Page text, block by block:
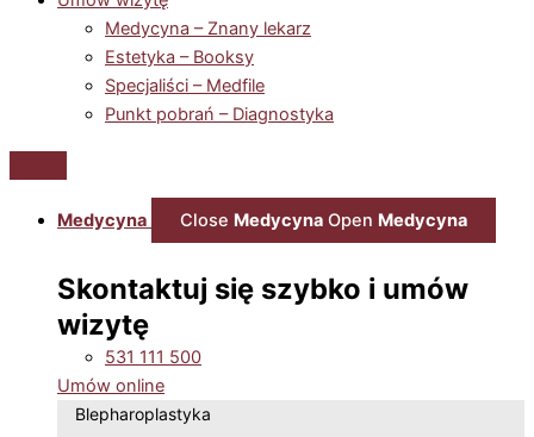
Medycyna – Znany lekarz
Estetyka – Booksy
Specjaliści – Medfile
Punkt pobrań – Diagnostyka
Medycyna Close Medycyna Open Medycyna
Skontaktuj się szybko i umów
wizytę
531 111 500
Umów online
Blepharoplastyka